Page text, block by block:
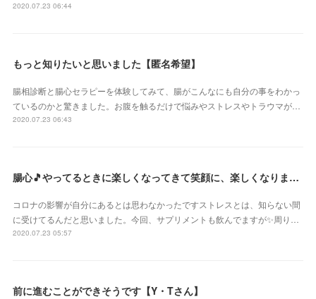
2020.07.23 06:44
もっと知りたいと思いました【匿名希望】
腸相診断と腸心セラピーを体験してみて、腸がこんなにも自分の事をわかっ
ているのかと驚きました。お腹を触るだけで悩みやストレスやトラウマが…
2020.07.23 06:43
腸心🎵やってるときに楽しくなってきて笑顔に、楽しくなりました【神奈川県 まるまるマリモさん】
コロナの影響が自分にあるとは思わなかったですストレスとは、知らない間
に受けてるんだと思いました。今回、サプリメントも飲んでますが✨周り…
2020.07.23 05:57
前に進むことができそうです【Y・Tさん】